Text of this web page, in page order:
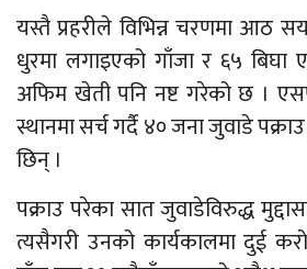
यस्तै प्रहरीले विभिन्न चरणमा आठ
धुरमा लगाइएको गाँजा र ६५ बिघा
अफिम खेती पनि नष्ट गरेको छ ।
स्थानमा सर्च गर्दै ४० जना जुवाडे
छिन् ।
पक्राउ परेका सात जुवाडेविरुद्ध
त्यसैगरी उनको कार्यकालमा दुई